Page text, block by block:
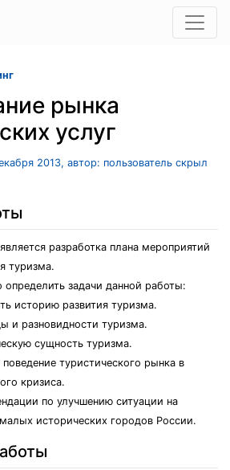
рынка
услуг
2013, автор: пользователь скрыл
разработка плана мероприятий
туризма.
задачи данной работы:
историю развития туризма.
и разновидности туризма.
сущность туризма.
туристического рынка в
кризиса.
по улучшению ситуации на
исторических городов России.